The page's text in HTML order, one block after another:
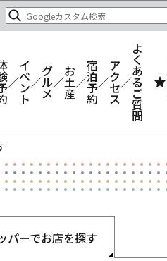
イ
ベ
ン
ト
グ
ル
メ
お
土
産
宿
泊
予
約
ア
ク
セ
ス
よ
く
あ
る
ご
質
問
パーでお店を探す